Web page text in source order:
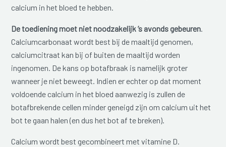
calcium in het bloed te hebben.
De toediening moet niet noodzakelijk ’s avonds gebeuren.
Calciumcarbonaat wordt best bij de maaltijd genomen,
calciumcitraat kan bij of buiten de maaltijd worden
ingenomen. De kans op botafbraak is namelijk groter
wanneer je niet beweegt. Indien er echter op dat moment
voldoende calcium in het bloed aanwezig is zullen de
botafbrekende cellen minder geneigd zijn om calcium uit het
bot te gaan halen (en dus het bot af te breken).
Calcium wordt best gecombineert met vitamine D.